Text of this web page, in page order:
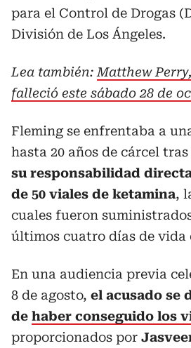
para el Control de Drogas
División de Los Ángeles.
Lea también: Matthew
falleció este sábado 28 de
Fleming se enfrentaba a
hasta 20 años de cárcel
su responsabilidad
de 50 viales de ketamina,
cuales fueron
últimos cuatro días de vida
En una audiencia previa
8 de agosto, el acusado se
de haber conseguido los
proporcionados por